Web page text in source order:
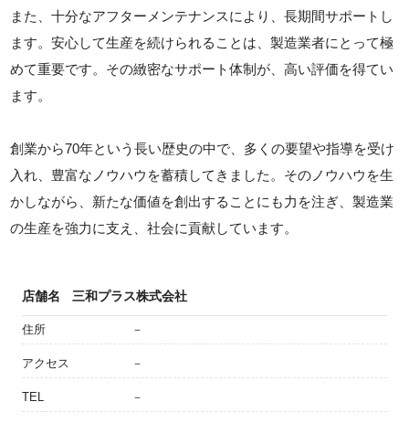
また、十分なアフターメンテナンスにより、長期間サポートし
ます。安心して生産を続けられることは、製造業者にとって極
めて重要です。その緻密なサポート体制が、高い評価を得てい
ます。
創業から70年という長い歴史の中で、多くの要望や指導を受け
入れ、豊富なノウハウを蓄積してきました。そのノウハウを生
かしながら、新たな価値を創出することにも力を注ぎ、製造業
の生産を強力に支え、社会に貢献しています。
店舗名 三和プラス株式会社
住所 －
アクセス －
TEL －